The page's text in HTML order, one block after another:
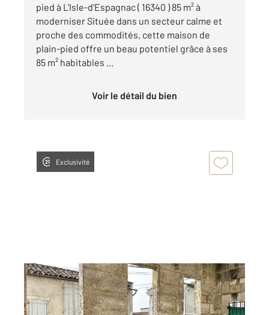
pied à L'Isle-d'Espagnac ( 16340 ) 85 m² à
moderniser Située dans un secteur calme et
proche des commodités, cette maison de
plain-pied offre un beau potentiel grâce à ses
85 m² habitables ...
Voir le détail du bien
Exclusivité
ANGOULEME 16
75,92 m2, 5 pièces
Ref : 7971